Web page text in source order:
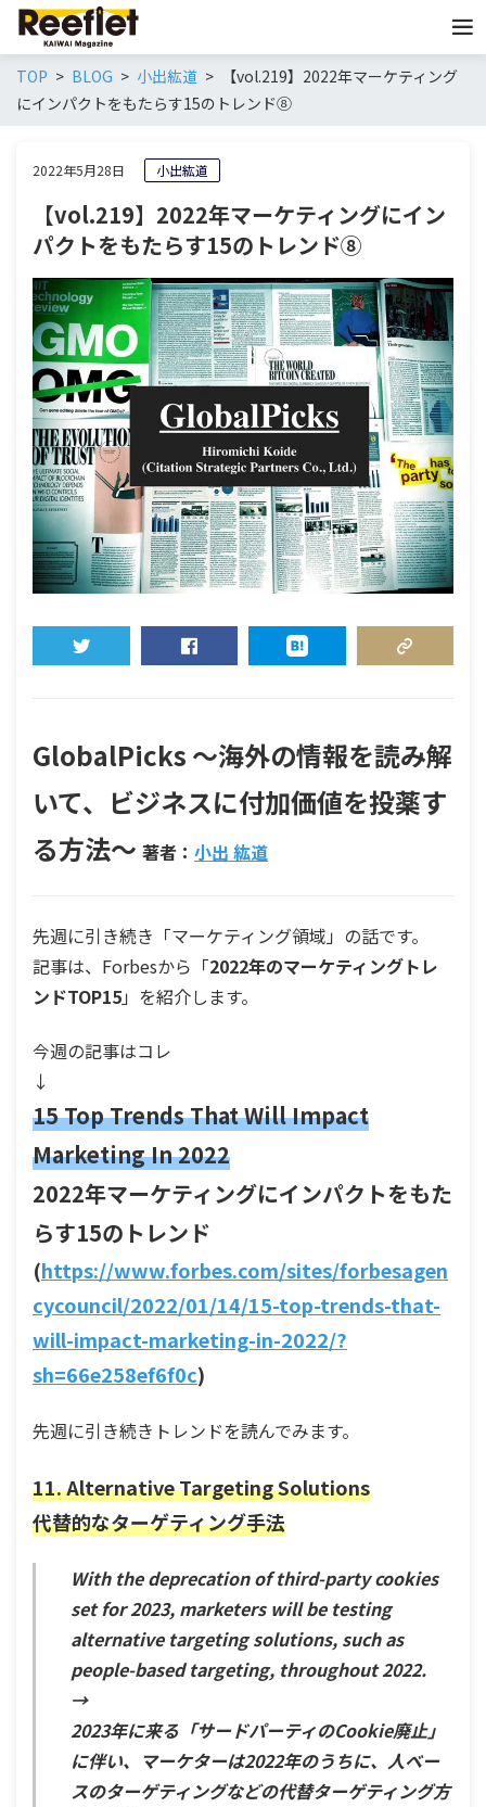
TOP BLOG 小出紘道
【vol.219】2022年マーケティング
にインパクトをもたらす15のトレンド⑧
2022年5月28日 小出紘道
【vol.219】2022年マーケティングにイン
パクトをもたらす15のトレンド⑧
GlobalPicks 〜海外の情報を読み解
いて、ビジネスに付加価値を投薬す
る方法〜 著者： 小出 紘道
先週に引き続き「マーケティング領域」の話です。
記事は、Forbesから「2022年のマーケティングトレ
ンドTOP15」を紹介します。
今週の記事はコレ
↓
15 Top Trends That Will Impact
Marketing In 2022
2022年マーケティングにインパクトをもた
らす15のトレンド
(https://www.forbes.com/sites/forbesagen
cycouncil/2022/01/14/15-top-trends-that-
will-impact-marketing-in-2022/?
sh=66e258ef6f0c)
先週に引き続きトレンドを読んでみます。
11. Alternative Targeting Solutions
代替的なターゲティング手法
With the deprecation of third-party cookies
set for 2023, marketers will be testing
alternative targeting solutions, such as
people-based targeting, throughout 2022.
→
2023年に来る「サードパーティのCookie廃止」
に伴い、マーケターは2022年のうちに、人ベー
スのターゲティングなどの代替ターゲティング方